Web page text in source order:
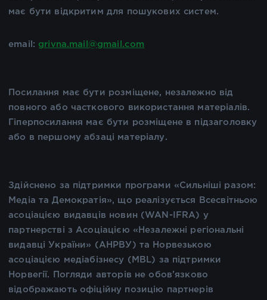
має бути відкритим для пошукових систем.
email: grivna.mail@gmail.com
Посилання має бути розміщене, незалежно від
повного або часткового використання матеріалів.
Гіперпосилання має бути розміщене в підзаголовку
або в першому абзаці матеріалу.
Здійснено за підтримки програми «Сильніші разом:
Медіа та Демократія», що реалізується Всесвітньою
асоціацією видавців новин (WAN-IFRA) у
партнерстві з Асоціацією «Незалежні регіональні
видавці України» (АНРВУ) та Норвезькою
асоціацією медіабізнесу (MBL) за підтримки
Норвегії. Погляди авторів не обов’язково
відображають офіційну позицію партнерів